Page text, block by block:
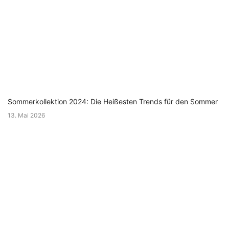
Sommerkollektion 2024: Die Heißesten Trends für den Sommer
13. Mai 2026